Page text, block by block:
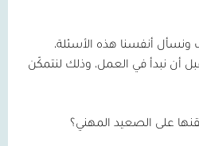
ونسأل أنفسنا هذه الأسئلة،
أن نبدأ في العمل، وذلك لنتمكّن
على الصعيد المهني؟